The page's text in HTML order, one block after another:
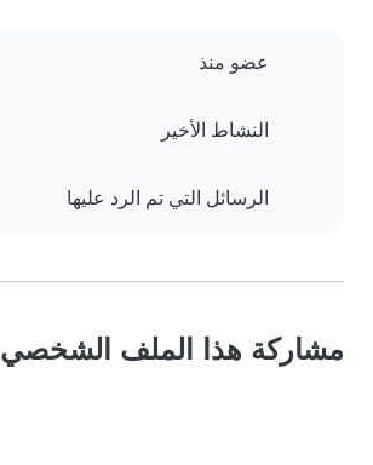
عضو منذ
النشاط الأخير
الرسائل التي تم الرد عليها
مشاركة هذا الملف الشخصي